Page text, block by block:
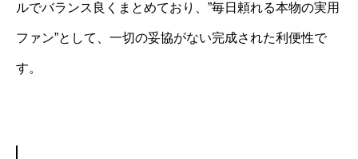
ルでバランス良くまとめており、”毎日頼れる本物の実用
ファン”として、一切の妥協がない完成された利便性で
す。